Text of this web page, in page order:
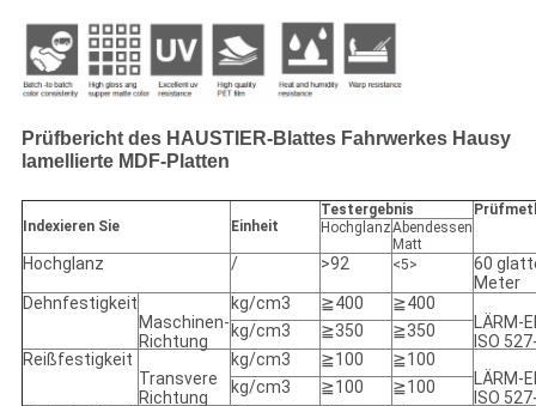
Prüfbericht des HAUSTIER-Blattes Fahrwerkes Hausy
lamellierte MDF-Platten
Indexieren Sie Einheit
Testergebnis
HochglanzAbendessen
Matt
Hochglanz / >92 <5>
60
Meter
Dehnfestigkeit
Maschinen-
Richtung
kg/cm3 ≧400
≧400
LÄRM-
ISO
kg/cm3 ≧350
≧350
Reißfestigkeit
Transvere
Richtung
kg/cm3 ≧100
≧100
LÄRM-
ISO
kg/cm3 ≧100
≧100